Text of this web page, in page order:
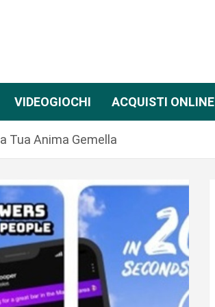
VIDEOGIOCHI ACQUISTI ONLINE
Tua Anima Gemella